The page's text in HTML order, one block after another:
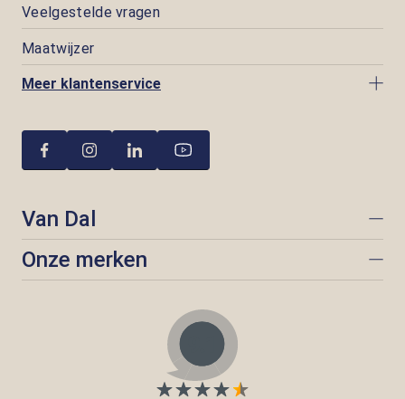
Veelgestelde vragen
Maatwijzer
Meer klantenservice
Van Dal
Onze merken